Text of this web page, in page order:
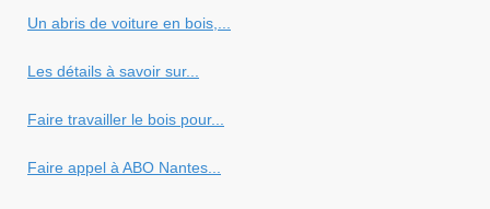
Un abris de voiture en bois,...
Les détails à savoir sur...
Faire travailler le bois pour...
Faire appel à ABO Nantes...